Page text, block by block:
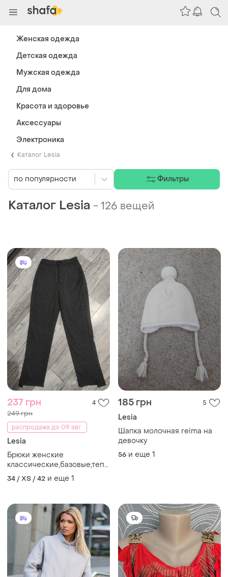
Каталог Lesia
Каталог Lesia -126 вещей
237 грн 4
249 грн
распродажа до 09 авг.
Lesia
Брюки женские
классические,базовые,теплые
высокая посадка
34 / XS / 42 и еще 1
185 грн 5
Lesia
Шапка молочная reima на
девочку
56 и еще 1
по популярности Фильтры
Женская одежда
Детская одежда
Мужская одежда
Для дома
Красота и здоровье
Аксессуары
Электроника